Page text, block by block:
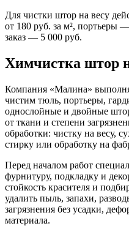
Для чистки штор на весу
от 180 руб. за м², портьеры
заказ — 5 000 руб.
Химчистка штор
Компания «Малина»
чистим тюль, портьеры,
однослойные и двойные
от ткани и степени
обработки: чистку на весу,
стирку или обработку на
Перед началом работ
фурнитуру, подкладку и
стойкость красителя и
удалить пыль, запахи,
загрязнения без усадки,
материала.